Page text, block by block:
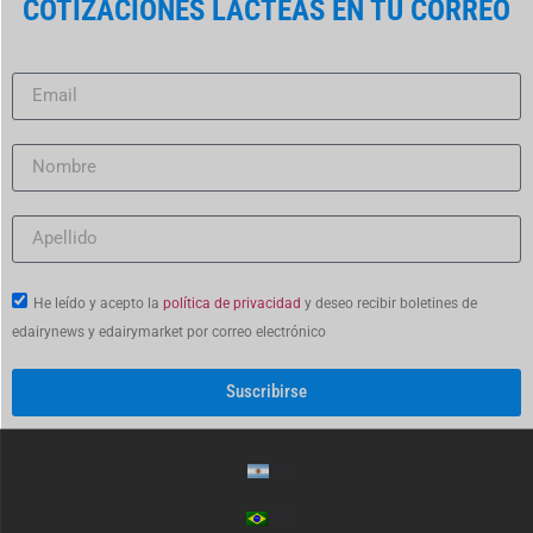
COTIZACIONES LÁCTEAS EN TU CORREO
He leído y acepto la política de privacidad y deseo recibir boletines de
edairynews y edairymarket por correo electrónico
Suscribirse